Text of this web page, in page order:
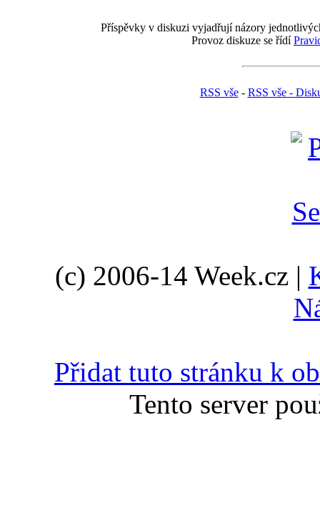
Příspěvky v diskuzi vyjadřují názory
Provoz diskuze se řídí
RSS vše- RSS vše -
(c) 2006-14 Week.cz |
Přidat tuto stránku k
Tento server